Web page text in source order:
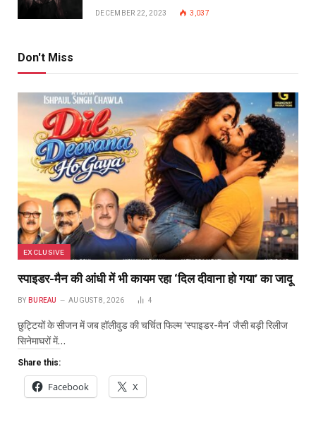
DECEMBER 22, 2023 3,037
Don't Miss
EXCLUSIVE
स्पाइडर-मैन की आंधी में भी कायम रहा ‘दिल दीवाना हो गया’ का जादू
BY BUREAU AUGUST 8, 2026 4
छुट्टियों के सीजन में जब हॉलीवुड की चर्चित फिल्म ‘स्पाइडर-मैन’ जैसी बड़ी रिलीज
सिनेमाघरों में…
Share this:
Facebook X